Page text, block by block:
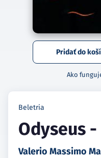
Pridať do
Ako
Beletria
Odyseus
Valerio Massimo